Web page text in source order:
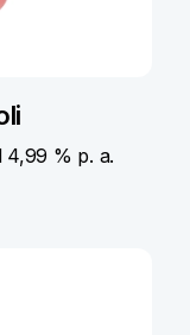
4,99 % p. a.